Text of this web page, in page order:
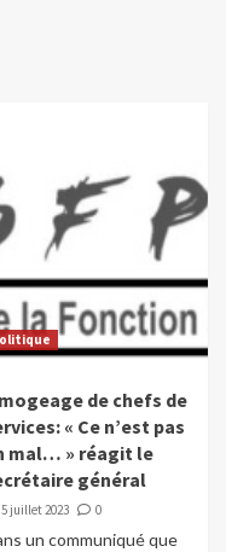
de chefs de
« Ce n’est pas
mal… » réagit le
général
5 juillet 2023 0
un communiqué que